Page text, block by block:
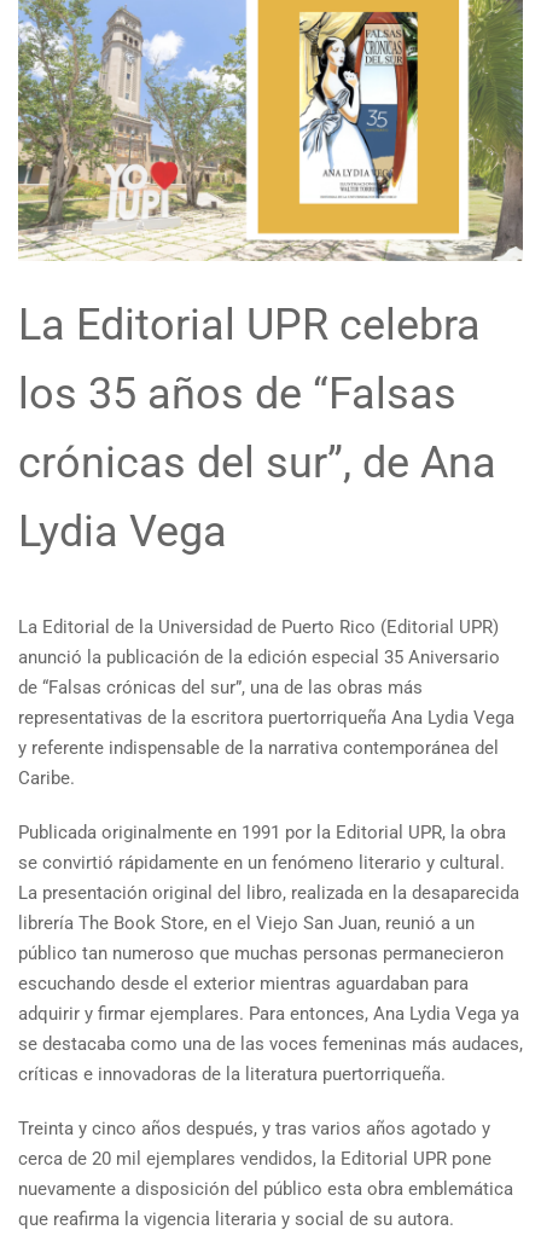
La Editorial UPR celebra
los 35 años de “Falsas
crónicas del sur”, de Ana
Lydia Vega
La Editorial de la Universidad de Puerto Rico (Editorial UPR)
anunció la publicación de la edición especial 35 Aniversario
de “Falsas crónicas del sur”, una de las obras más
representativas de la escritora puertorriqueña Ana Lydia Vega
y referente indispensable de la narrativa contemporánea del
Caribe.
Publicada originalmente en 1991 por la Editorial UPR, la obra
se convirtió rápidamente en un fenómeno literario y cultural.
La presentación original del libro, realizada en la desaparecida
librería The Book Store, en el Viejo San Juan, reunió a un
público tan numeroso que muchas personas permanecieron
escuchando desde el exterior mientras aguardaban para
adquirir y firmar ejemplares. Para entonces, Ana Lydia Vega ya
se destacaba como una de las voces femeninas más audaces,
críticas e innovadoras de la literatura puertorriqueña.
Treinta y cinco años después, y tras varios años agotado y
cerca de 20 mil ejemplares vendidos, la Editorial UPR pone
nuevamente a disposición del público esta obra emblemática
que reafirma la vigencia literaria y social de su autora.